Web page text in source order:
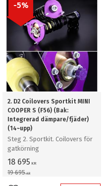
2. D2 Coilovers Sportkit MINI
COOPER S (F56) (Bak:
Integrerad dämpare/fjäder)
(14~upp)
Steg 2. Sportkit. Coilovers för
gatkörning
18 695 KR
19 695KR
5%